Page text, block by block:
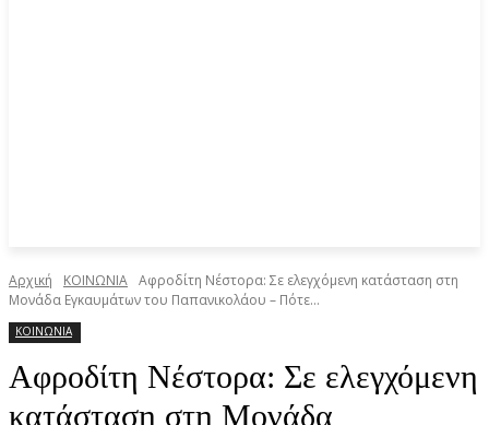
Αρχική ΚΟΙΝΩΝΙΑ Αφροδίτη Νέστορα: Σε ελεγχόμενη κατάσταση στη
Μονάδα Εγκαυμάτων του Παπανικολάου – Πότε...
ΚΟΙΝΩΝΙΑ
Αφροδίτη Νέστορα: Σε ελεγχόμενη
κατάσταση στη Μονάδα